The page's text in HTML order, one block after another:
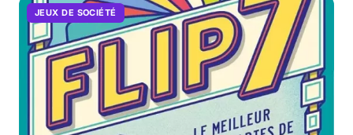
JEUX DE SOCIÉTÉ